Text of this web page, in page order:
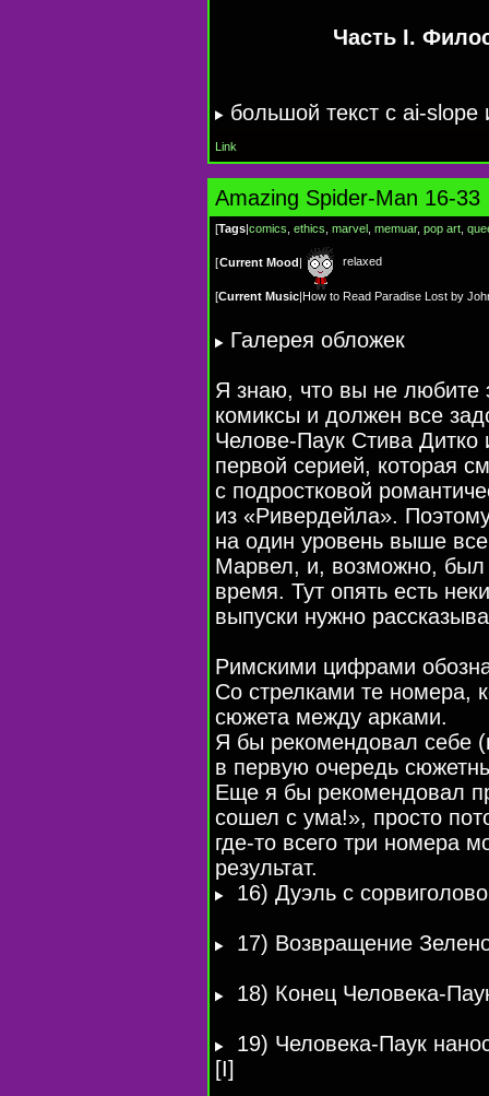
Часть I.
большой текст сai-slope
Link
Amazing Spider-Man 16-33
[Tags comics ethics marvel memuar, pop art
[Current Mood relaxed
[Current Music How to Read Paradise Lost by
Галерея обложек
Я знаю, что вы не любите
комиксы и должен все
Челове-Паук Стива
первой серией, которая
с подростковой
из «Ривердейла».
на один уровень выше
Марвел, и, возможно, был
время. Тут опять есть
выпуски нужно
Римскими цифрами
Со стрелками те номера,
сюжета между арками.
Я бы рекомендовал себе
в первую очередь
Еще я бы рекомендовал
сошел с ума!», просто
где-то всего три номера
результат.
16) Дуэль с
17) Возвращение
18) Конец Человека-
19) Человека-Паук
[I]